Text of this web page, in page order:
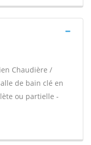
Chaudière /
de bain clé en
ou partielle -